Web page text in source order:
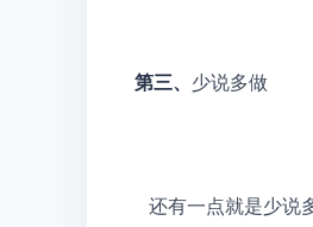
第三、 少说多做